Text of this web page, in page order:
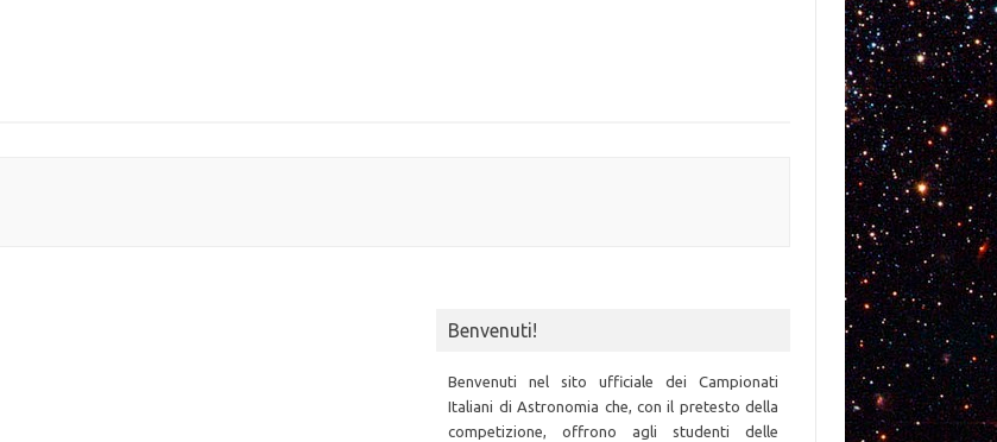
Benvenuti!
Benvenuti nel sito ufficiale dei Campionati
Italiani di Astronomia che, con il pretesto della
competizione, offrono agli studenti delle